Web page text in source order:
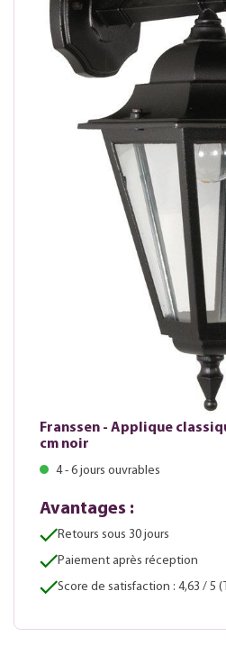
Franssen - Applique
cm noir
4 - 6 jours ouvrables
Avantages :
Retours sous 30 jours
Paiement après réception
Score de satisfaction : 4,63 / 5